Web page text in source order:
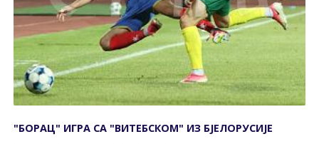
"БОРАЦ" ИГРА СА "ВИТЕБСКОМ" ИЗ БЈЕЛОРУСИЈЕ